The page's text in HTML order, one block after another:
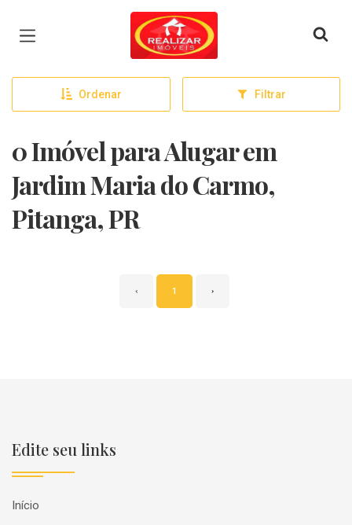
Página inicial
Ordenar Filtrar
0 Imóvel para Alugar em
Jardim Maria do Carmo,
Pitanga, PR
‹ 1 ›
Edite seu links
Início